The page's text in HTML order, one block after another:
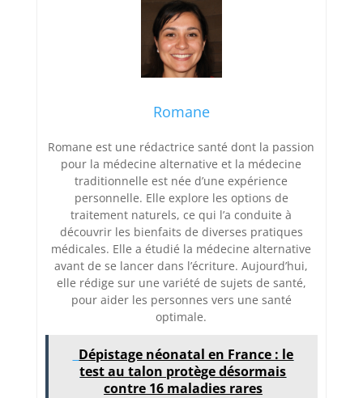
Romane
Romane est une rédactrice santé dont la passion
pour la médecine alternative et la médecine
traditionnelle est née d’une expérience
personnelle. Elle explore les options de
traitement naturels, ce qui l’a conduite à
découvrir les bienfaits de diverses pratiques
médicales. Elle a étudié la médecine alternative
avant de se lancer dans l’écriture. Aujourd’hui,
elle rédige sur une variété de sujets de santé,
pour aider les personnes vers une santé
optimale.
Dépistage néonatal en France : le
test au talon protège désormais
contre 16 maladies rares